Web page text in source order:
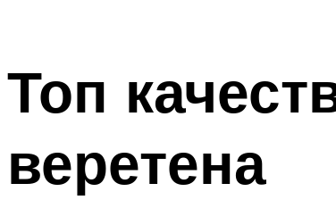
Топ
веретена